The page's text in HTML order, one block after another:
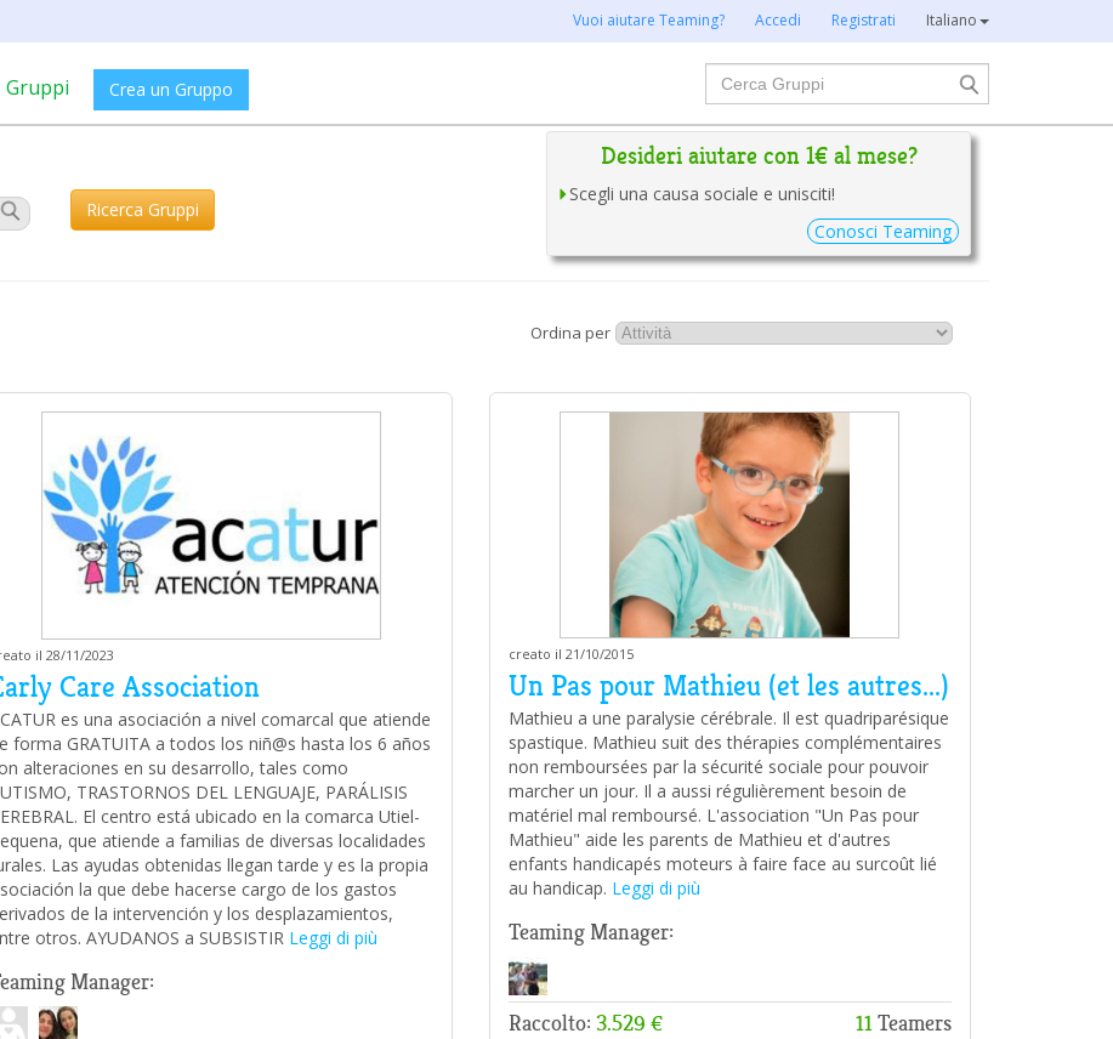
Vuoi aiutare Teaming? Accedi Registrati Italiano
Gruppi Crea un Gruppo
Cerca
Ricerca Gruppi
Desideri aiutare con 1€ al mese?
Scegli una causa sociale e unisciti!
Conosci Teaming
Ordina per
il 28/11/2023
Care Association
es una asociación a nivel comarcal que atiende
forma GRATUITA a todos los niñ@s hasta los 6 años
alteraciones en su desarrollo, tales como
TRASTORNOS DEL LENGUAJE, PARÁLISIS
El centro está ubicado en la comarca Utiel-
que atiende a familias de diversas localidades
Las ayudas obtenidas llegan tarde y es la propia
la que debe hacerse cargo de los gastos
de la intervención y los desplazamientos,
otros. AYUDANOS a SUBSISTIR Leggi di più
Manager:
creato il 21/10/2015
Un Pas pour Mathieu (et les autres...)
Mathieu a une paralysie cérébrale. Il est quadriparésique
spastique. Mathieu suit des thérapies complémentaires
non remboursées par la sécurité sociale pour pouvoir
marcher un jour. Il a aussi régulièrement besoin de
matériel mal remboursé. L'association "Un Pas pour
Mathieu" aide les parents de Mathieu et d'autres
enfants handicapés moteurs à faire face au surcoût lié
au handicap. Leggi di più
Teaming Manager:
Raccolto: 3.529 € 11Teamers